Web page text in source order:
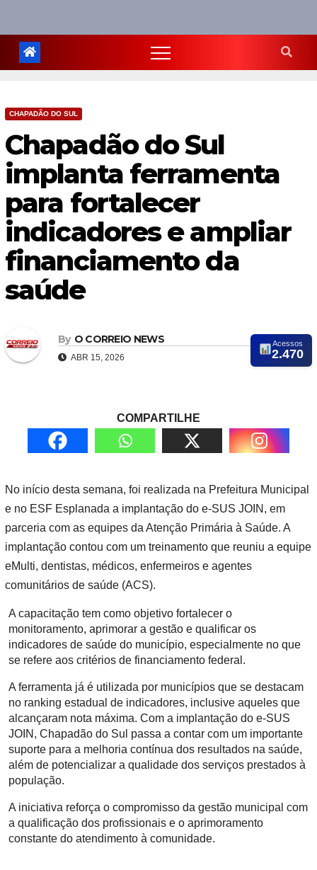
CHAPADÃO DO SUL
Chapadão do Sul
implanta ferramenta
para fortalecer
indicadores e ampliar
financiamento da
saúde
By O CORREIO NEWS
ABR 15, 2026
Acessos
2.470
COMPARTILHE
No início desta semana, foi realizada na Prefeitura Municipal
e no ESF Esplanada a implantação do e-SUS JOIN, em
parceria com as equipes da Atenção Primária à Saúde. A
implantação contou com um treinamento que reuniu a equipe
eMulti, dentistas, médicos, enfermeiros e agentes
comunitários de saúde (ACS).
A capacitação tem como objetivo fortalecer o
monitoramento, aprimorar a gestão e qualificar os
indicadores de saúde do município, especialmente no que
se refere aos critérios de financiamento federal.
A ferramenta já é utilizada por municípios que se destacam
no ranking estadual de indicadores, inclusive aqueles que
alcançaram nota máxima. Com a implantação do e-SUS
JOIN, Chapadão do Sul passa a contar com um importante
suporte para a melhoria contínua dos resultados na saúde,
além de potencializar a qualidade dos serviços prestados à
população.
A iniciativa reforça o compromisso da gestão municipal com
a qualificação dos profissionais e o aprimoramento
constante do atendimento à comunidade.